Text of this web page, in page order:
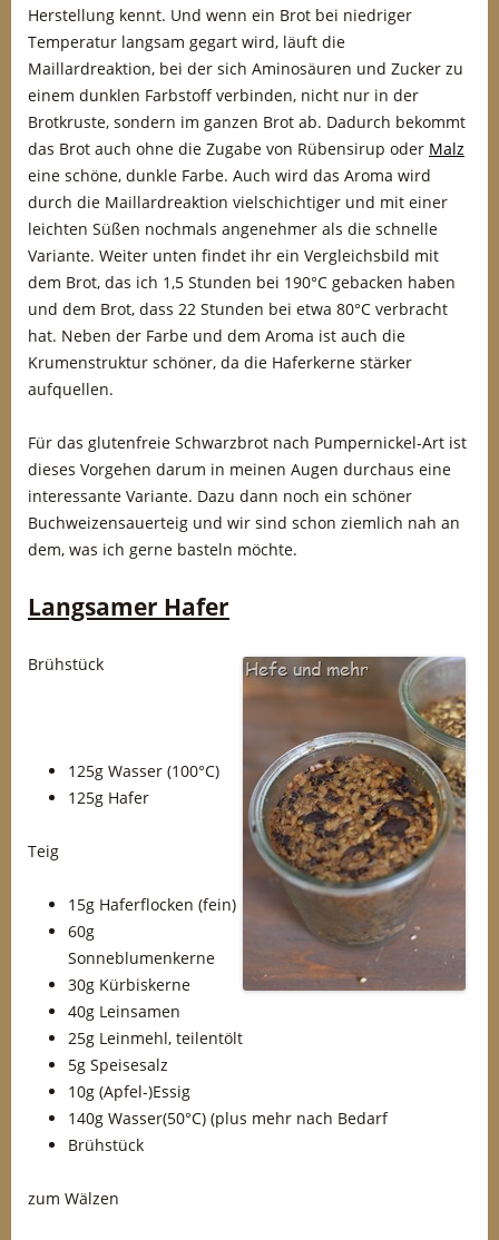
Herstellung kennt. Und wenn ein Brot bei niedriger
Temperatur langsam gegart wird, läuft die
Maillardreaktion, bei der sich Aminosäuren und Zucker zu
einem dunklen Farbstoff verbinden, nicht nur in der
Brotkruste, sondern im ganzen Brot ab. Dadurch bekommt
das Brot auch ohne die Zugabe von Rübensirup oder Malz
eine schöne, dunkle Farbe. Auch wird das Aroma wird
durch die Maillardreaktion vielschichtiger und mit einer
leichten Süßen nochmals angenehmer als die schnelle
Variante. Weiter unten findet ihr ein Vergleichsbild mit
dem Brot, das ich 1,5 Stunden bei 190°C gebacken haben
und dem Brot, dass 22 Stunden bei etwa 80°C verbracht
hat. Neben der Farbe und dem Aroma ist auch die
Krumenstruktur schöner, da die Haferkerne stärker
aufquellen.
Für das glutenfreie Schwarzbrot nach Pumpernickel-Art ist
dieses Vorgehen darum in meinen Augen durchaus eine
interessante Variante. Dazu dann noch ein schöner
Buchweizensauerteig und wir sind schon ziemlich nah an
dem, was ich gerne basteln möchte.
Langsamer Hafer
Brühstück
125g Wasser (100°C)
125g Hafer
Teig
15g Haferflocken (fein)
60g
Sonneblumenkerne
30g Kürbiskerne
40g Leinsamen
25g Leinmehl, teilentölt
5g Speisesalz
10g (Apfel-)Essig
140g Wasser(50°C) (plus mehr nach Bedarf
Brühstück
zum Wälzen